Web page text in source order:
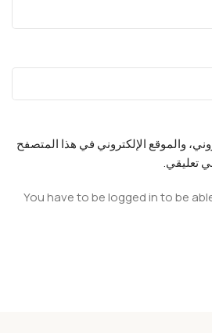
والموقع الإلكتروني في هذا المتصفح
تعليقي.
You have to be logged in to be